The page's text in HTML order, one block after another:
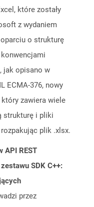
które zostały
z wydaniem
o strukturę
jak opisano w
ECMA-376, nowy
zawiera wiele
strukturę i pliki
plik .xlsx.
API REST
SDK C++:
przez